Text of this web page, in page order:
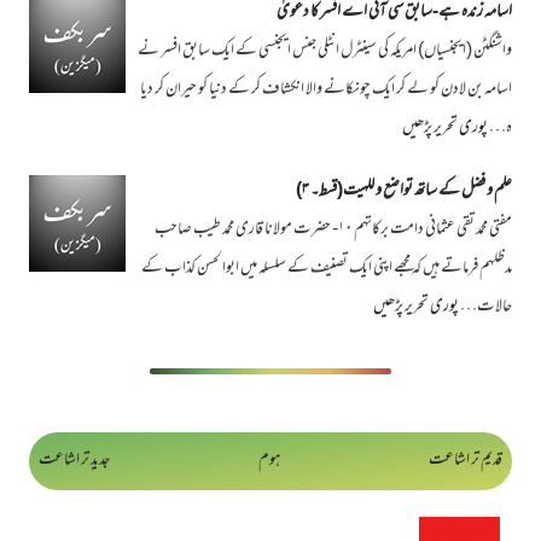
اسامہ زندہ ہے-سابق سی آئی اے افسر کا دعویٰ
واشنگٹن (ایجنسیاں) امریکہ کی سینٹرل انٹلی جنس ایجنسی کے ایک سابق افسر نے
اسامہ بن لادن کو لے کر ایک چونکانے والا انکشاف کر کے دنیا کو حیران کر دیا
ہ…پوری تحریر پڑھیں
علم و فضل کے ساتھ تواضع و للہیت(قسط۔ ۳)
مفتی محمد تقی عثمانی دامت برکاتہم ۱۰- حضرت مولانا قاری محمد طیب صاحب
مدظلہم فرماتے ہیں کہ مجھے اپنی ایک تصنیف کے سلسلہ میں ابوالحسن کذاب کے
حالات…پوری تحریر پڑھیں
جدید تر اشاعت قدیم تر اشاعت ہوم